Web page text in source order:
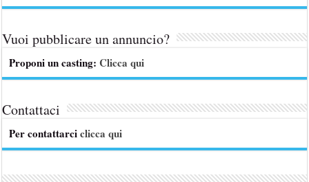
Vuoi pubblicare un annuncio?
Proponi un casting:Clicca qui
Contattaci
Per contattarciclicca qui